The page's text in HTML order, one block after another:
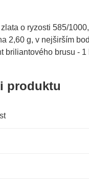
o ryzosti 585/
2,60 g, v nejširším
briliantového brusu - 1
produktu